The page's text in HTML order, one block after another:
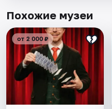
Похожие музеи
от 2 000 ₽